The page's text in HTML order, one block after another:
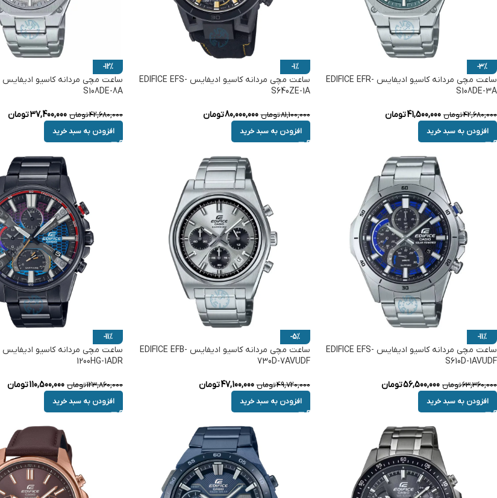
-3%
ساعت مچی مردانه کاسیو ادیفایس EDIFICE EFR-
S108DE-3A
42,680,000تومان 41,500,000تومان
افزودن به سبد خرید
-1%
ساعت مچی مردانه کاسیو ادیفایس EDIFICE EFS-
S640ZE-1A
81,100,000تومان 80,000,000تومان
افزودن به سبد خرید
-12%
S108DE-8A
42,680,000تومان 37,400,000تومان
افزودن به سبد خرید
-11%
ساعت مچی مردانه کاسیو ادیفایس EDIFICE EFS-
S610D-1AVUDF
63,360,000تومان 56,500,000تومان
افزودن به سبد خرید
-5%
ساعت مچی مردانه کاسیو ادیفایس EDIFICE EFB-
730D-7AVUDF
49,720,000تومان 47,100,000تومان
افزودن به سبد خرید
-11%
1200HG-1ADR
123,860,000تومان 110,500,000تومان
افزودن به سبد خرید